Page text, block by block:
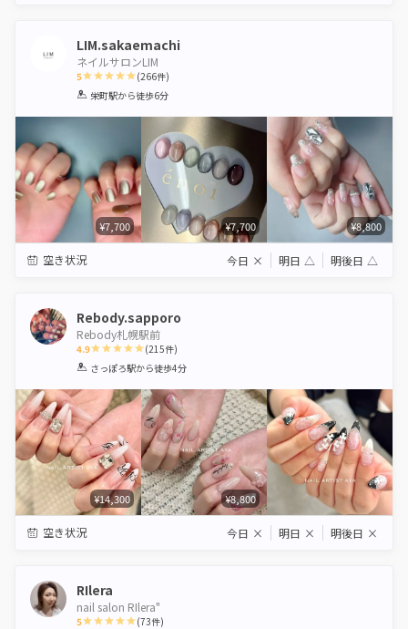
LIM.sakaemachi
ネイルサロンLIM
5
1 2 3 4 5
(266件)
栄町駅から徒歩6分
¥7,700 ¥7,700 ¥8,800
空き状況 今日 × 明日 △ 明後日 △
Rebody.sapporo
Rebody札幌駅前
4.9
1 2 3 4 5
(215件)
さっぽろ駅から徒歩4分
¥14,300 ¥8,800
空き状況 今日 × 明日 × 明後日 ×
RIlera
nail salon RIlera"
5 (73件)